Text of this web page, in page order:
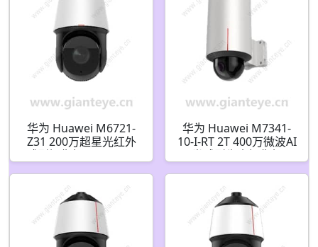
华为 Huawei M6721-
Z31 200万超星光红外
球型摄像机 02411784
华为 Huawei M7341-
10-I-RT 2T 400万微波AI
半球型生态摄像机